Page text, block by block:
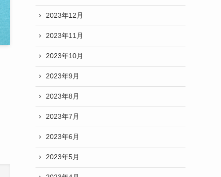
2023年12月
2023年11月
2023年10月
2023年9月
2023年8月
2023年7月
2023年6月
2023年5月